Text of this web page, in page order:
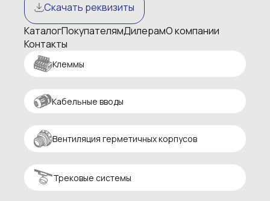
Скачать реквизиты
КаталогПокупателямДилерамО компании
Контакты
Клеммы
Кабельные вводы
Вентиляция герметичных корпусов
Трековые системы